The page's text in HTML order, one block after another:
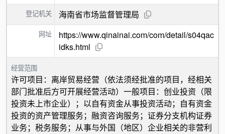
登记机关 海南省市场监督管理局
网址
https://www.qinainai.com/com/detail/s04qac
idks.html
经营范围
许可项目：离岸贸易经营（依法须经批准的项目，经相关
部门批准后方可开展经营活动）一般项目：创业投资（限
投资未上市企业）；以自有资金从事投资活动；自有资金
投资的资产管理服务；融资咨询服务；证券分支机构证券
业务；税务服务；从事与外国（地区）企业相关的非营利